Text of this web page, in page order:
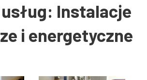
Instalacje
i energetyczne